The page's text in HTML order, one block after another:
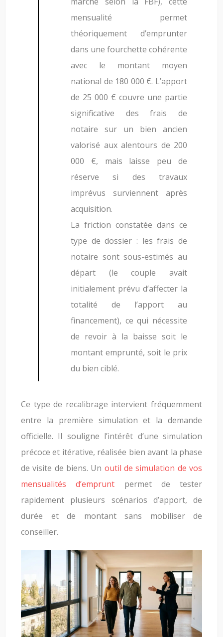
mensualité permet
théoriquement d’emprunter
dans une fourchette cohérente
avec le montant moyen
national de 180 000 €. L’apport
de 25 000 € couvre une partie
significative des frais de
notaire sur un bien ancien
valorisé aux alentours de 200
000 €, mais laisse peu de
réserve si des travaux
imprévus surviennent après
acquisition.
La friction constatée dans ce
type de dossier : les frais de
notaire sont sous-estimés au
départ (le couple avait
initialement prévu d’affecter la
totalité de l’apport au
financement), ce qui nécessite
de revoir à la baisse soit le
montant emprunté, soit le prix
du bien ciblé.
Ce type de recalibrage intervient fréquemment
entre la première simulation et la demande
officielle. Il souligne l’intérêt d’une simulation
précoce et itérative, réalisée bien avant la phase
de visite de biens. Un outil de simulation de vos
mensualités d’emprunt permet de tester
rapidement plusieurs scénarios d’apport, de
durée et de montant sans mobiliser de
conseiller.